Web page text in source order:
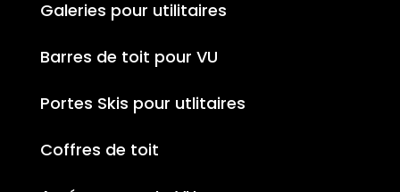
Galeries pour utilitaires
Barres de toit pour VU
Portes Skis pour utlitaires
Coffres de toit